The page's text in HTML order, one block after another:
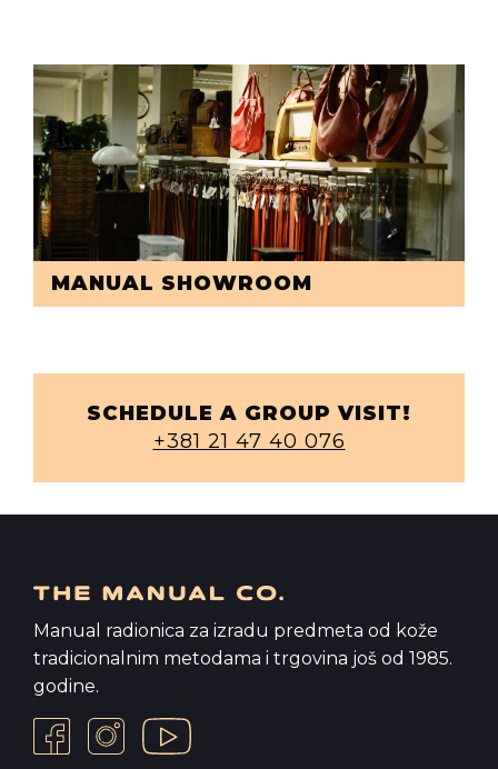
MANUAL SHOWROOM
SCHEDULE A GROUP VISIT!
+381 21 47 40 076
Manual radionica za izradu predmeta od kože
tradicionalnim metodama i trgovina još od 1985.
godine.